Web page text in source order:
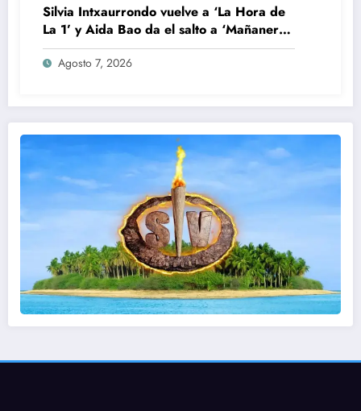
Silvia Intxaurrondo vuelve a ‘La Hora de
La 1’ y Aida Bao da el salto a ‘Mañaneros
360’
Agosto 7, 2026